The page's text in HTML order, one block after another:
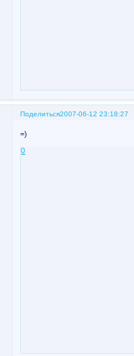
Поделиться2007-06-12 23:18:27
=)
0